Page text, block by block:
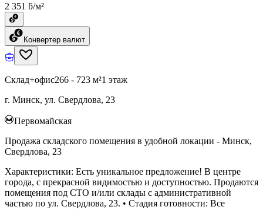
2 351 ƃ/м²
Конвертер валют
Склад+офис266 - 723 м²1 этаж
г. Минск, ул. Свердлова, 23
Первомайская
Продажа складского помещения в удобной локации - Минск,
Свердлова, 23
Характеристики: Есть уникальное предложение! В центре
города, с прекрасной видимостью и доступностью. Продаются
помещения под СТО и/или склады с административной
частью по ул. Свердлова, 23. • Стадия готовности: Все